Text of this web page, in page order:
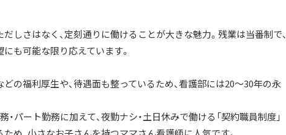
しさはなく、定刻通りに働けることが大きな魅力。残業は当番制で、
も可能な限り応えています。
どの福利厚生や、待遇面も整っているため、看護部には20～30年の永
パート勤務に加えて、夜勤ナシ・土日休みで働ける「契約職員制度」